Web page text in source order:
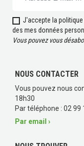
J'accepte la
des mes données
Vous pouvez vous
NOUS CONTACTER
Vous pouvez nous
18h30
Par téléphone : 02 99
Par email ›